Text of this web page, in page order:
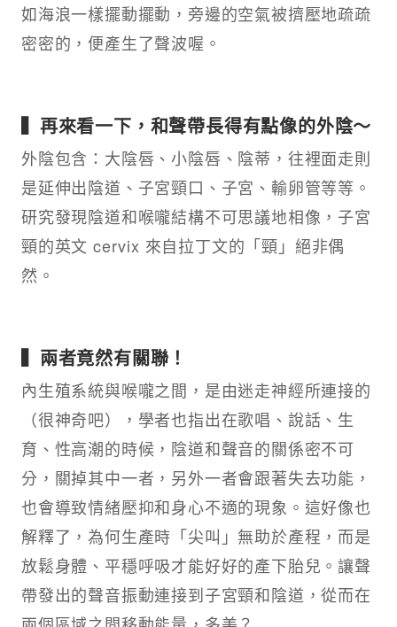
如海浪一樣擺動擺動，旁邊的空氣被擠壓地疏疏
密密的，便產生了聲波喔。
▍再來看一下，和聲帶長得有點像的外陰～
外陰包含：大陰唇、小陰唇、陰蒂，往裡面走則
是延伸出陰道、子宮頸口、子宮、輸卵管等等。
研究發現陰道和喉嚨結構不可思議地相像，子宮
頸的英文 cervix 來自拉丁文的「頸」絕非偶
然。
▍兩者竟然有關聯！
內生殖系統與喉嚨之間，是由迷走神經所連接的
（很神奇吧），學者也指出在歌唱、說話、生
育、性高潮的時候，陰道和聲音的關係密不可
分，關掉其中一者，另外一者會跟著失去功能，
也會導致情緒壓抑和身心不適的現象。這好像也
解釋了，為何生產時「尖叫」無助於產程，而是
放鬆身體、平穩呼吸才能好好的產下胎兒。讓聲
帶發出的聲音振動連接到子宮頸和陰道，從而在